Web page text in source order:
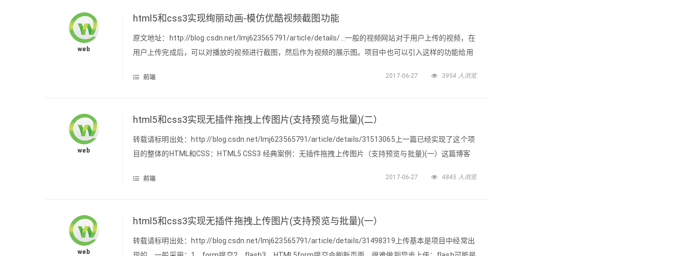
web
html5和css3实现绚丽动画-模仿优酷视频截图功能
原文地址：http://blog.csdn.net/lmj623565791/article/details/...一般的视频网站对于用户上传的视频，在
用户上传完成后，可以对播放的视频进行截图，然后作为视频的展示图。项目中也可以引入这样的功能给用
下，极其核心代码很简单：_canvas = document.
前端 2017-06-27 3954 人浏览
web
html5和css3实现无插件拖拽上传图片(支持预览与批量)(二）
转载请标明出处：http://blog.csdn.net/lmj623565791/article/details/31513065上一篇已经实现了这个项
目的整体的HTML和CSS：HTML5 CSS3 经典案例：无插件拖拽上传图片（支持预览与批量)(一）这篇博客
果了~可以看出我们的图片的li的htm
前端 2017-06-27 4845 人浏览
web
html5和css3实现无插件拖拽上传图片(支持预览与批量)(一）
转载请标明出处：http://blog.csdn.net/lmj623565791/article/details/31498319上传基本是项目中经常出